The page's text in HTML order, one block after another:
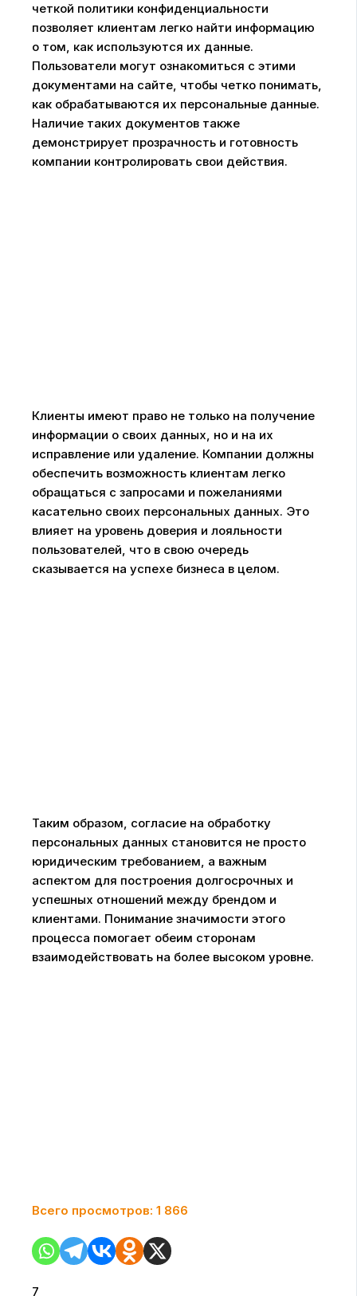
четкой политики конфиденциальности
позволяет клиентам легко найти информацию
о том, как используются их данные.
Пользователи могут ознакомиться с этими
документами на сайте, чтобы четко понимать,
как обрабатываются их персональные данные.
Наличие таких документов также
демонстрирует прозрачность и готовность
компании контролировать свои действия.
Клиенты имеют право не только на получение
информации о своих данных, но и на их
исправление или удаление. Компании должны
обеспечить возможность клиентам легко
обращаться с запросами и пожеланиями
касательно своих персональных данных. Это
влияет на уровень доверия и лояльности
пользователей, что в свою очередь
сказывается на успехе бизнеса в целом.
Таким образом, согласие на обработку
персональных данных становится не просто
юридическим требованием, а важным
аспектом для построения долгосрочных и
успешных отношений между брендом и
клиентами. Понимание значимости этого
процесса помогает обеим сторонам
взаимодействовать на более высоком уровне.
Всего просмотров: 1 866
7